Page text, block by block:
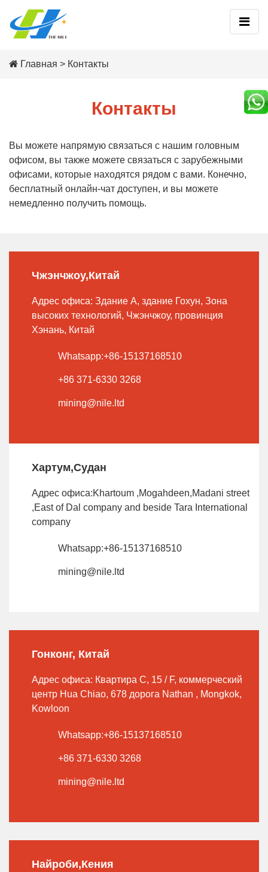
Главная > Контакты
Контакты
Вы можете напрямую связаться с нашим головным
офисом, вы также можете связаться с зарубежными
офисами, которые находятся рядом с вами. Конечно,
бесплатный онлайн-чат доступен, и вы можете
немедленно получить помощь.
Чжэнчжоу,Китай
Адрес офиса: Здание A, здание Гохун, Зона
высоких технологий, Чжэнчжоу, провинция
Хэнань, Китай
Whatsapp:+86-15137168510
+86 371-6330 3268
mining@nile.ltd
Хартум,Судан
Адрес офиса:Khartoum ,Mogahdeen,Madani street
,East of Dal company and beside Tara International
company
Whatsapp:+86-15137168510
mining@nile.ltd
Гонконг, Китай
Адрес офиса: Квартира C, 15 / F, коммерческий
центр Hua Chiao, 678 дорога Nathan , Mongkok,
Kowloon
Whatsapp:+86-15137168510
+86 371-6330 3268
mining@nile.ltd
Найроби,Кения